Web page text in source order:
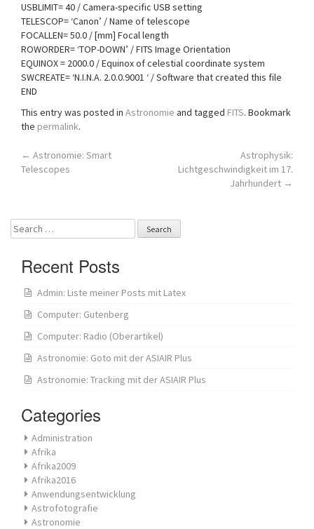
USBLIMIT= 40 / Camera-specific USB setting
TELESCOP= ‘Canon’ / Name of telescope
FOCALLEN= 50.0 / [mm] Focal length
ROWORDER= ‘TOP-DOWN’ / FITS Image Orientation
EQUINOX = 2000.0 / Equinox of celestial coordinate system
SWCREATE= ‘N.I.N.A. 2.0.0.9001 ‘ / Software that created this file
END
This entry was posted in Astronomie and tagged FITS. Bookmark
the permalink.
Post
← Astronomie: Smart
Telescopes
Astrophysik:
Lichtgeschwindigkeit im 17.
Jahrhundert →
Search
for:
Recent Posts
Admin: Liste meiner Posts mit Latex
Computer: Gutenberg
Computer: Radio (Oberartikel)
Astronomie: Goto mit der ASIAIR Plus
Astronomie: Tracking mit der ASIAIR Plus
Categories
Administration
Afrika
Afrika2009
Afrika2016
Anwendungsentwicklung
Astrofotografie
Astronomie